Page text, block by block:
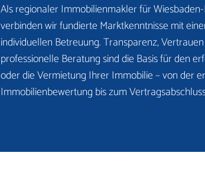
Als regionaler Immobilienmakler für
verbinden wir fundierte Marktkenntnisse mit
individuellen Betreuung. Transparenz,
professionelle Beratung sind die Basis für den
oder die Vermietung Ihrer Immobilie – von der
Immobilienbewertung bis zum